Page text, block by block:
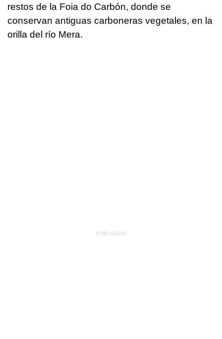
restos de la Foia do Carbón, donde se
conservan antiguas carboneras vegetales, en la
orilla del río Mera.